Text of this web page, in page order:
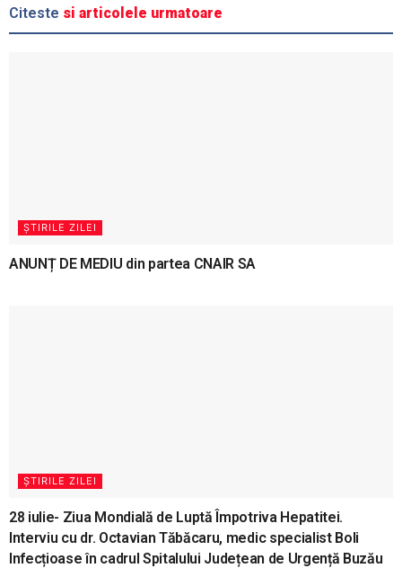
Citeste si articolele urmatoare
ȘTIRILE ZILEI
ANUNȚ DE MEDIU din partea CNAIR SA
ȘTIRILE ZILEI
28 iulie- Ziua Mondială de Luptă Împotriva Hepatitei.
Interviu cu dr. Octavian Tăbăcaru, medic specialist Boli
Infecțioase în cadrul Spitalului Județean de Urgență Buzău